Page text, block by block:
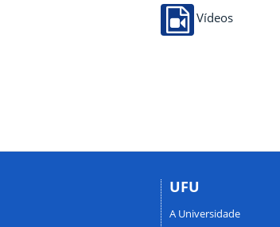
Vídeos
UFU
A Universidade